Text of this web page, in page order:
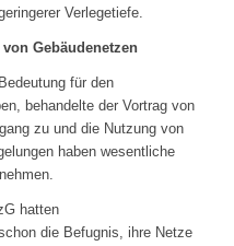
Verlegetiefe.
Gebäudenetzen
für den
behandelte der Vortrag von
zu und die Nutzung von
haben wesentliche
hatten
die Befugnis, ihre Netze